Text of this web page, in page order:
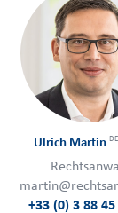
Ulrich Martin
+33 (0) 3 88